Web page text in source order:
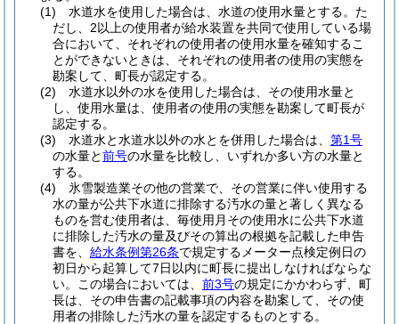
(1)
水道水を使用した場合は、水道の使用水量とする。 た
だし、2以上の使用者が給水装置を共同で使用している場
合において、それぞれの使用者の使用水量を確知するこ
とができないときは、それぞれの使用者の使用の実態を
勘案して、町長が認定する。
(2)
水道水以外の水を使用した場合は、その使用水量と
し、使用水量は、使用者の使用の実態を勘案して町長が
認定する。
(3)
水道水と水道水以外の水とを併用した場合は、 第1号
の水量と前号の水量を比較し、いずれか多い方の水量と
する。
(4)
氷雪製造業その他の営業で、その営業に伴い使用する
水の量が公共下水道に排除する汚水の量と著しく異なる
ものを営む使用者は、毎使用月その使用水に公共下水道
に排除した汚水の量及びその算出の根拠を記載した申告
書を、 給水条例第26条で規定するメーター点検定例日の
初日から起算して7日以内に町長に提出しなければならな
い。
この場合においては、 前3号の規定にかかわらず、町
長は、その申告書の記載事項の内容を勘案して、その使
用者の排除した汚水の量を認定するものとする。